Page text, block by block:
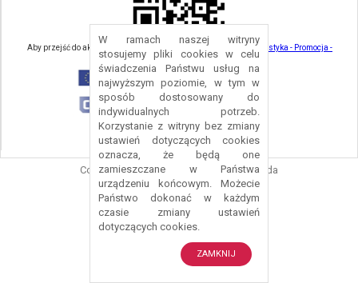
W ramach naszej witryny
stosujemy pliki cookies w celu
świadczenia Państwu usług na
najwyższym poziomie, w tym w
sposób dostosowany do
indywidualnych potrzeb.
Korzystanie z witryny bez zmiany
ustawień dotyczących cookies
oznacza, że będą one
zamieszczane w Państwa
urządzeniu końcowym. Możecie
Państwo dokonać w każdym
czasie zmiany ustawień
dotyczących cookies.
ZAMKNIJ
Aby przejść do aktualności związanych z turystyką - kliknij tu:
Turystyka - Promocja -
Strefa Turysty - Gmina Nowa Ruda
Copyright © 2016 Urząd Gminy Nowa Ruda
Projekt i wykonanie:Logonet Sp. z o.o.